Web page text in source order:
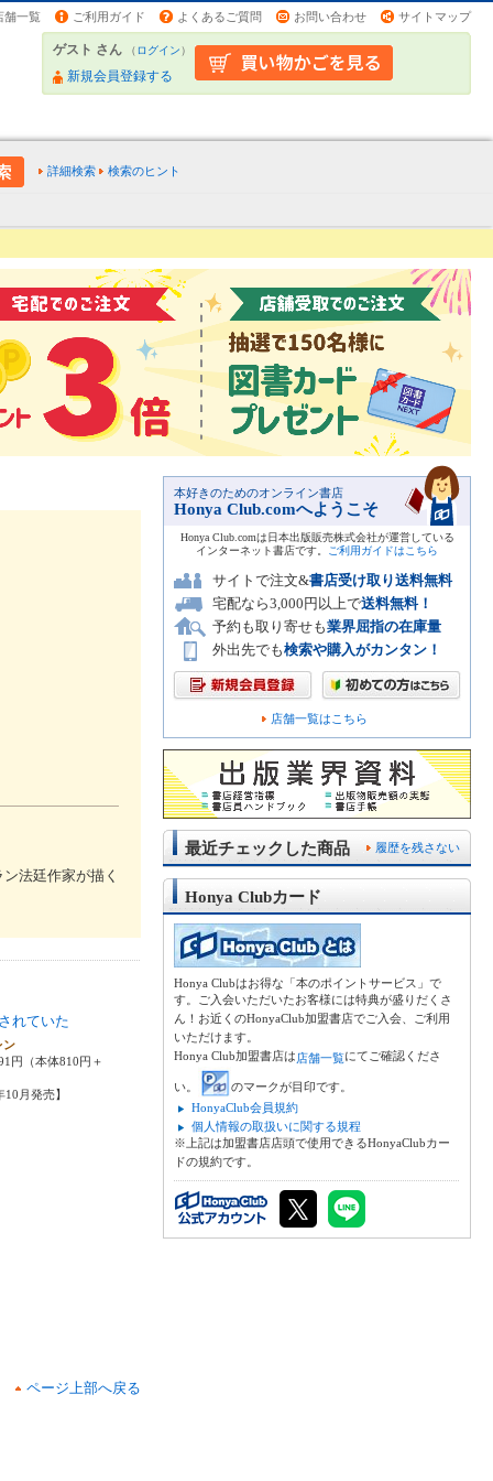
舗一覧 ご利用ガイド よくあるご質問 お問い合わせ サイトマップ
ゲスト さん （ログイン）
新規会員登録する
詳細検索 検索のヒント
法廷作家が描く
れていた
ン
円（本体810円＋
10月発売】
ページ上部へ戻る
本好きのためのオンライン書店
Honya Club.comへようこそ
Honya Club.comは日本出版販売株式会社が運営している
インターネット書店です。
ご利用ガイドはこちら
サイトで注文&書店受け取り送料無料
宅配なら3,000円以上で送料無料！
予約も取り寄せも業界屈指の在庫量
外出先でも検索や購入がカンタン！
店舗一覧はこちら
履歴を残さない
最近チェックした商品
Honya Clubカード
Honya Clubはお得な「本のポイントサービス」で
す。ご入会いただいたお客様には特典が盛りだくさ
ん！お近くのHonyaClub加盟書店でご入会、ご利用
いただけます。
Honya Club加盟書店は店舗一覧にてご確認くださ
い。
のマークが目印です。
HonyaClub会員規約
個人情報の取扱いに関する規程
※上記は加盟書店店頭で使用できるHonyaClubカー
ドの規約です。